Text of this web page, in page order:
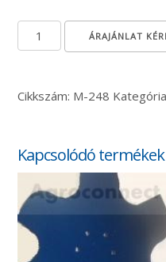
M22x1,5 önzáró anya
ÁRAJÁNLAT
Cikkszám: M-248
Kapcsolódó termékek